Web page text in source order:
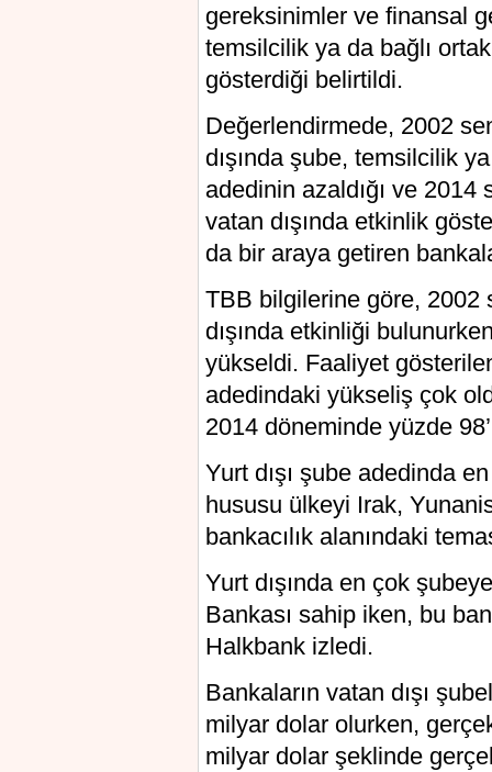
gereksinimler ve finansal
temsilcilik ya da bağlı
gösterdiği belirtildi.
Değerlendirmede, 2002
dışında şube, temsilcilik
adedinin azaldığı ve
vatan dışında etkinlik
da bir araya getiren
TBB bilgilerine göre, 2002
dışında etkinliği
yükseldi. Faaliyet
adedindaki yükseliş çok
2014 döneminde yüzde
Yurt dışı şube adedinda
hususu ülkeyi Irak,
bankacılık alanındaki
Yurt dışında en çok
Bankası sahip iken, bu
Halkbank izledi.
Bankaların vatan dışı
milyar dolar olurken,
milyar dolar şeklinde